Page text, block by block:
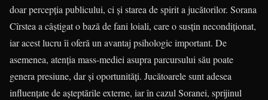
doar percepția publicului, ci și starea de spirit a jucătorilor. Sorana
Cîrstea a câștigat o bază de fani loiali, care o susțin necondiționat,
iar acest lucru îi oferă un avantaj psihologic important. De
asemenea, atenția mass-mediei asupra parcursului său poate
genera presiune, dar și oportunități. Jucătoarele sunt adesea
influențate de așteptările externe, iar în cazul Soranei, sprijinul